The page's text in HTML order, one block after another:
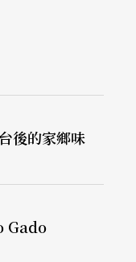
意象，刻畫民
的史詩情節。
園》與《殘破
悖離傳統對家
廢土掩埋場或
懷鄉的惆悵。
周遭布滿如垃
後的家鄉味
Gado